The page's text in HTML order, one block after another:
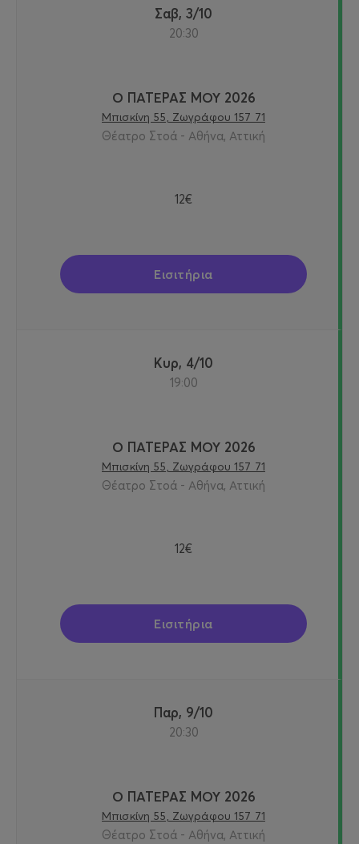
Σαβ, 3/10
20:30
Ο ΠΑΤΕΡΑΣ ΜΟΥ 2026
Μπισκίνη 55, Ζωγράφου 157 71
Θέατρο Στοά - Αθήνα, Αττική
12€
Εισιτήρια
Κυρ, 4/10
19:00
Ο ΠΑΤΕΡΑΣ ΜΟΥ 2026
Μπισκίνη 55, Ζωγράφου 157 71
Θέατρο Στοά - Αθήνα, Αττική
12€
Εισιτήρια
Παρ, 9/10
20:30
Ο ΠΑΤΕΡΑΣ ΜΟΥ 2026
Μπισκίνη 55, Ζωγράφου 157 71
Θέατρο Στοά - Αθήνα, Αττική